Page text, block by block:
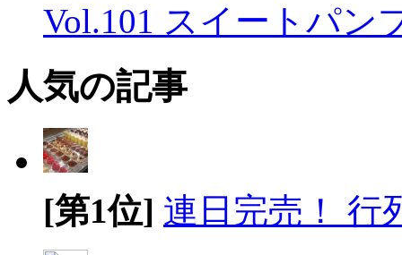
Vol.101 スイートパン
人気の記事
[第1位] 連日完売！ 行